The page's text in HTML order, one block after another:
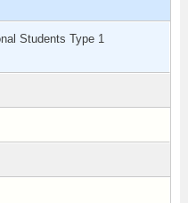
Students Type 1